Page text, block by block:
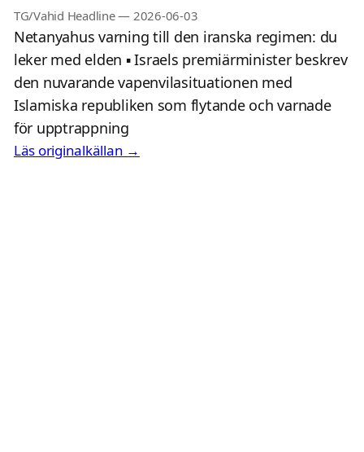
TG/Vahid Headline— 2026-06-03
Netanyahus varning till den iranska regimen: du
leker med elden ▪️ Israels premiärminister beskrev
den nuvarande vapenvilasituationen med
Islamiska republiken som flytande och varnade
för upptrappning
Läs originalkällan →